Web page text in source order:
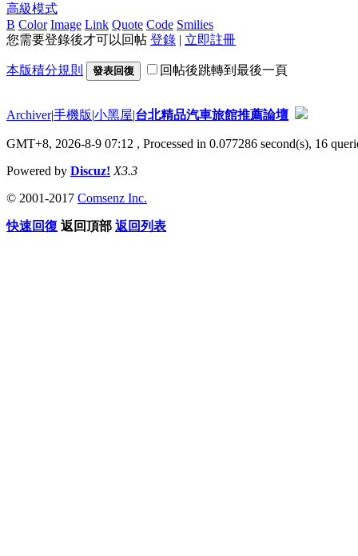
高級模式
B Color Image Link Quote Code Smilies
您需要登錄後才可以回帖 登錄 | 立即註冊
本版積分規則 發表回復 回帖後跳轉到最後一頁
Archiver|手機版|小黑屋|台北精品汽車旅館推薦論壇
GMT+8, 2026-8-9 07:12 , Processed in 0.077286 second(s), 16
Powered by Discuz! X3.3
© 2001-2017 Comsenz Inc.
快速回復 返回頂部 返回列表